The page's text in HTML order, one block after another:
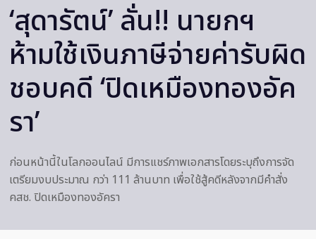
‘สุดารัตน์’ ลั่น!! นายกฯ
ห้ามใช้เงินภาษีจ่ายค่ารับผิด
ชอบคดี ‘ปิดเหมืองทองอัค
รา’
ก่อนหน้านี้ในโลกออนไลน์ มีการแชร์ภาพเอกสารโดยระบุถึงการจัด
เตรียมงบประมาณ กว่า 111 ล้านบาท เพื่อใช้สู้คดีหลังจากมีคำสั่ง
คสช. ปิดเหมืองทองอัครา